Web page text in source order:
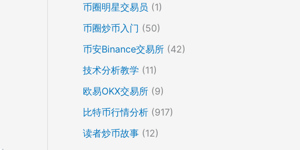
币圈明星交易员 (1)
币圈炒币入门 (50)
币安Binance交易所 (42)
技术分析教学 (11)
欧易OKX交易所 (9)
比特币行情分析 (917)
读者炒币故事 (12)